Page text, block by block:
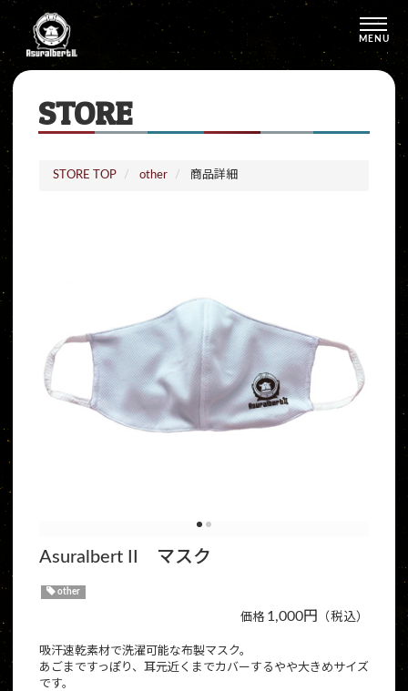
MENU
STORE
STORE TOP other 商品詳細
Asuralbert II マスク
other
価格 1,000円 （税込）
吸汗速乾素材で洗濯可能な布製マスク。
あごまですっぽり、耳元近くまでカバーするやや大きめサイズ
です。